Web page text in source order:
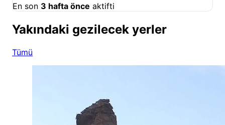
En son 3 hafta önce aktifti
Yakındaki gezilecek yerler
Tümü